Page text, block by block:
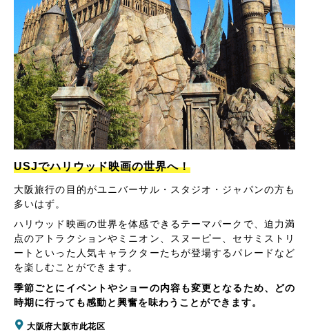
USJでハリウッド映画の世界へ！
大阪旅行の目的がユニバーサル・スタジオ・ジャパンの方も
多いはず。
ハリウッド映画の世界を体感できるテーマパークで、迫力満
点のアトラクションやミニオン、スヌーピー、セサミストリ
ートといった人気キャラクターたちが登場するパレードなど
を楽しむことができます。
季節ごとにイベントやショーの内容も変更となるため、どの
時期に行っても感動と興奮を味わうことができます。
大阪府大阪市此花区